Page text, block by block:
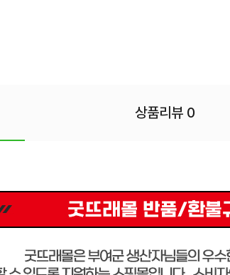
상품리뷰 0